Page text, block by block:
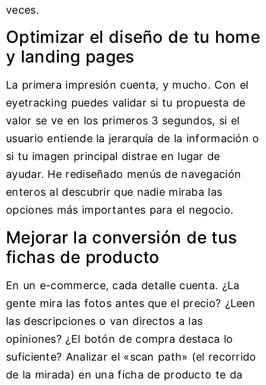
veces.
Optimizar el diseño de tu home
y landing pages
La primera impresión cuenta, y mucho. Con el
eyetracking puedes validar si tu propuesta de
valor se ve en los primeros 3 segundos, si el
usuario entiende la jerarquía de la información o
si tu imagen principal distrae en lugar de
ayudar. He rediseñado menús de navegación
enteros al descubrir que nadie miraba las
opciones más importantes para el negocio.
Mejorar la conversión de tus
fichas de producto
En un e-commerce, cada detalle cuenta. ¿La
gente mira las fotos antes que el precio? ¿Leen
las descripciones o van directos a las
opiniones? ¿El botón de compra destaca lo
suficiente? Analizar el «scan path» (el recorrido
de la mirada) en una ficha de producto te da